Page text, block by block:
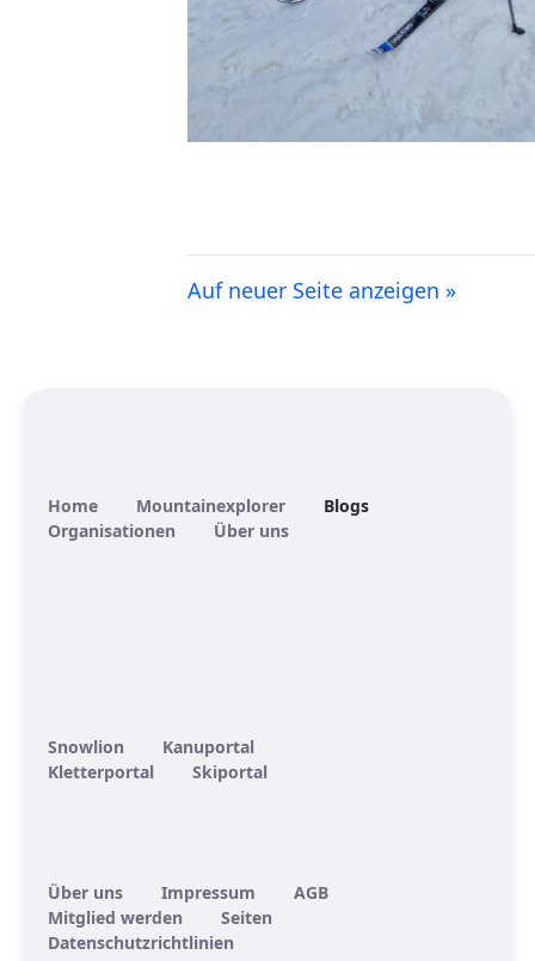
Auf neuer Seite anzeigen »
Home Mountainexplorer
Blogs
Organisationen
Über uns
Snowlion
Kanuportal
Kletterportal
Skiportal
Über uns Impressum
AGB
Mitglied werden
Seiten
Datenschutzrichtlinien